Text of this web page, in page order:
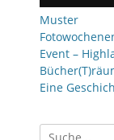
Muster
Event –
Eine
Suchen